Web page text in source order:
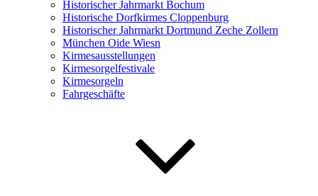
Historischer Jahrmarkt Bochum
Historische Dorfkirmes Cloppenburg
Historischer Jahrmarkt Dortmund Zeche Zollern
München Oide Wiesn
Kirmesausstellungen
Kirmesorgelfestivale
Kirmesorgeln
Fahrgeschäfte